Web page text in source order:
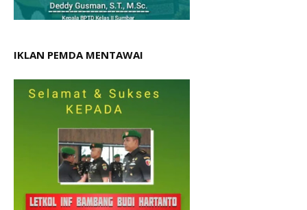
IKLAN PEMDA MENTAWAI